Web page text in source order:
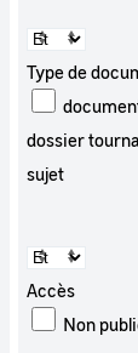
Type de
dossier
sujet
Accès
Non